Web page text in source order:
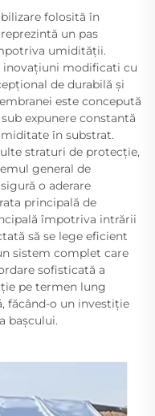
folosită în
un pas
umidității.
inovațiuni modificati cu
de durabilă și
este concepută
expunere constantă
în substrat.
straturi de protecție,
general de
o aderare
principală de
împotriva intrării
să se lege eficient
sistem complet care
sofisticată a
pe termen lung
făcând-o un investiție
bașcului.